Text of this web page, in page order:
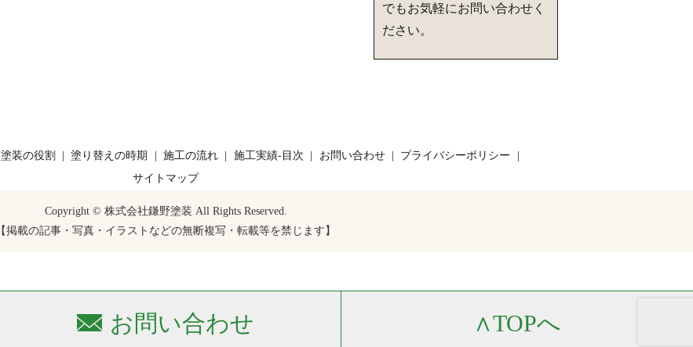
でもお気軽にお問い合わせく
ださい。
お問い合わせ ∧TOPへ
塗装の役割 塗り替えの時期 施工の流れ 施工実績-目次 お問い合わせ
プライバシーポリシー
サイトマップ
Copyright © 株式会社鎌野塗装 All Rights Reserved.
【掲載の記事・写真・イラストなどの無断複写・転載等を禁じます】